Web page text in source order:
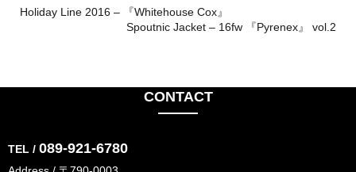
Holiday Line 2016 – 『Whitehouse Cox』
Spoutnic Jacket – 16fw 『Pyrenex』 vol.2
CONTACT
TEL / 089-921-6780